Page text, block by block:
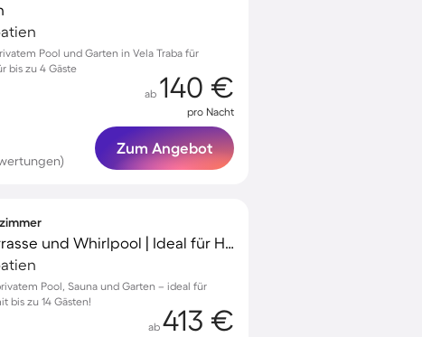
Pool und Garten in Vela Traba für
bis zu 4 Gäste
ab 140 €
pro Nacht
Zum Angebot
Villa mit Garten, Terrasse und Whirlpool | Ideal für Homeoffice
Pool, Sauna und Garten – ideal für
bis zu 14 Gästen!
ab 413 €